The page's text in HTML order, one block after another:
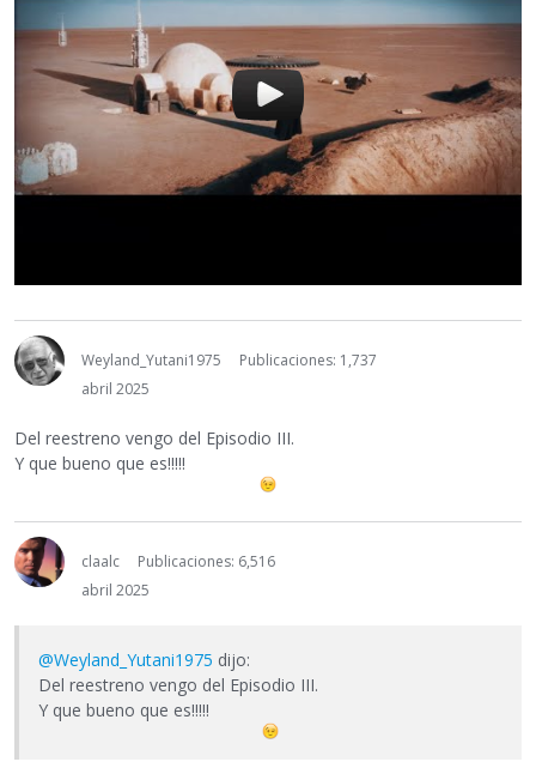
Weyland_Yutani1975
Publicaciones: 1,737
abril 2025
Del reestreno vengo del Episodio III.
Y que bueno que es!!!!!
claalc
Publicaciones: 6,516
abril 2025
@Weyland_Yutani1975 dijo:
Del reestreno vengo del Episodio III.
Y que bueno que es!!!!!